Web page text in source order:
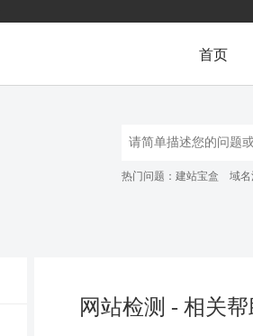
首页
热门问题： 建站宝盒 域
网站检测 - 相关帮